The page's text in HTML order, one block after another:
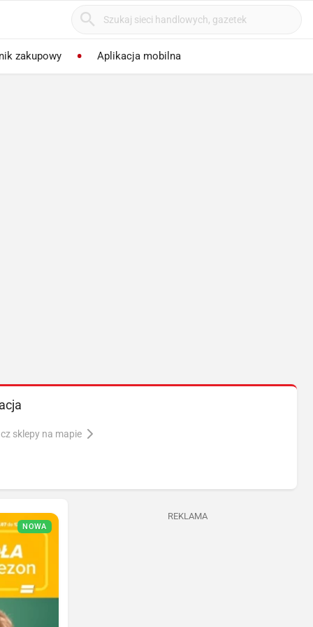
zakupowy Aplikacja mobilna
sklepy na mapie
NOWA
REKLAMA